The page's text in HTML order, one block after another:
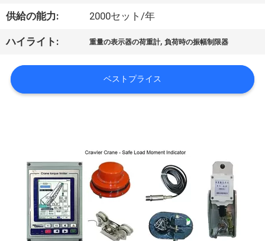
工
場
行
供給の能力: 2000セット/年
ハイライト: 重量の表示器の荷重計,負荷時の振幅制限器
ベストプライス